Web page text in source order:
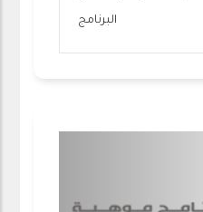
البرنامج